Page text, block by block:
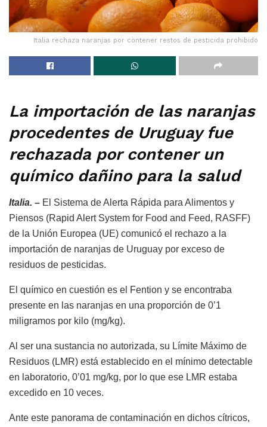
Italia rechaza naranjas por contener restos de pesticida prohibido
La importación de las naranjas
procedentes de Uruguay fue
rechazada por contener un
químico dañino para la salud
Italia. – El Sistema de Alerta Rápida para Alimentos y
Piensos (Rapid Alert System for Food and Feed, RASFF)
de la Unión Europea (UE) comunicó el rechazo a la
importación de naranjas de Uruguay por exceso de
residuos de pesticidas.
El químico en cuestión es el Fention y se encontraba
presente en las naranjas en una proporción de 0’1
miligramos por kilo (mg/kg).
Al ser una sustancia no autorizada, su Límite Máximo de
Residuos (LMR) está establecido en el mínimo detectable
en laboratorio, 0’01 mg/kg, por lo que ese LMR estaba
excedido en 10 veces.
Ante este panorama de contaminación en dichos cítricos,